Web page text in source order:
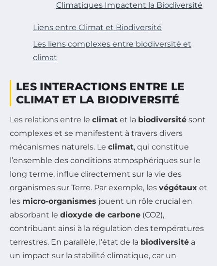
Climatiques Impactent la Biodiversité
Liens entre Climat et Biodiversité
Les liens complexes entre biodiversité et
climat
LES INTERACTIONS ENTRE LE
CLIMAT ET LA BIODIVERSITÉ
Les relations entre le climat et la biodiversité sont
complexes et se manifestent à travers divers
mécanismes naturels. Le climat, qui constitue
l’ensemble des conditions atmosphériques sur le
long terme, influe directement sur la vie des
organismes sur Terre. Par exemple, les végétaux et
les micro-organismes jouent un rôle crucial en
absorbant le dioxyde de carbone (CO2),
contribuant ainsi à la régulation des températures
terrestres. En parallèle, l’état de la biodiversité a
un impact sur la stabilité climatique, car un